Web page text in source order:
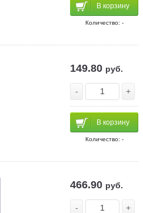
В корзину
Количество: -
149.80 руб.
- +
В корзину
Количество: -
466.90 руб.
- +